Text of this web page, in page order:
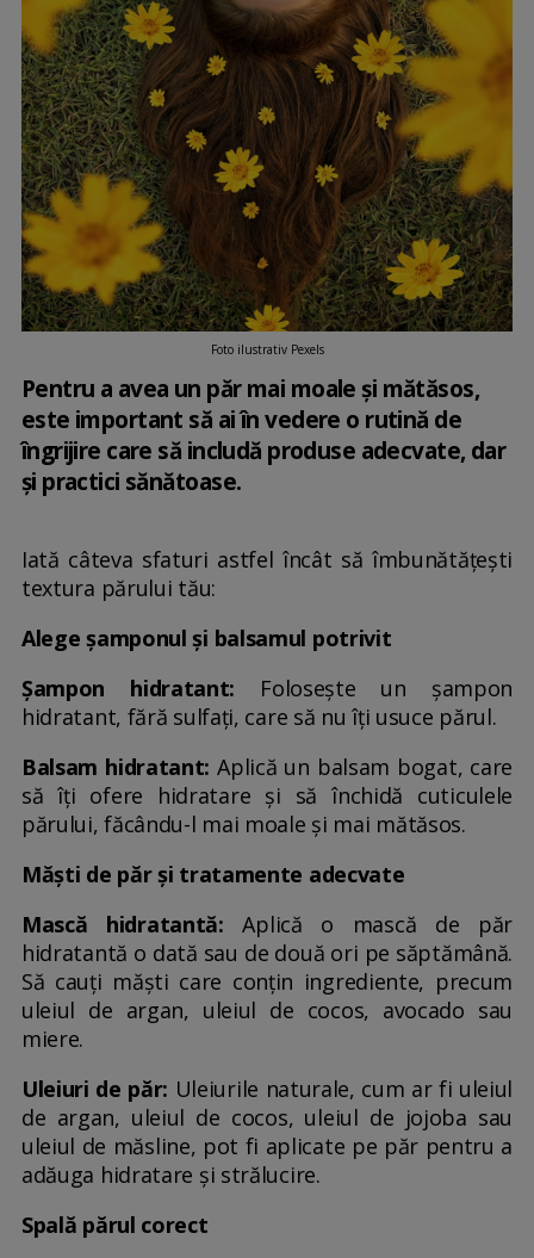
Foto ilustrativ Pexels
Pentru a avea un păr mai moale și mătăsos,
este important să ai în vedere o rutină de
îngrijire care să includă produse adecvate, dar
și practici sănătoase.
Iată câteva sfaturi astfel încât să îmbunătățești
textura părului tău:
Alege șamponul și balsamul potrivit
Șampon hidratant: Folosește un șampon
hidratant, fără sulfați, care să nu îți usuce părul.
Balsam hidratant: Aplică un balsam bogat, care
să îți ofere hidratare și să închidă cuticulele
părului, făcându-l mai moale și mai mătăsos.
Măști de păr și tratamente adecvate
Mască hidratantă: Aplică o mască de păr
hidratantă o dată sau de două ori pe săptămână.
Să cauți măști care conțin ingrediente, precum
uleiul de argan, uleiul de cocos, avocado sau
miere.
Uleiuri de păr: Uleiurile naturale, cum ar fi uleiul
de argan, uleiul de cocos, uleiul de jojoba sau
uleiul de măsline, pot fi aplicate pe păr pentru a
adăuga hidratare și strălucire.
Spală părul corect